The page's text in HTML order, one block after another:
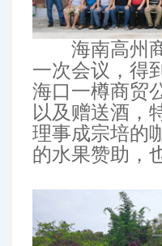
海南高州商
一次会议，得
海口一樽商贸
以及赠送酒，
理事成宗培的
的水果赞助，